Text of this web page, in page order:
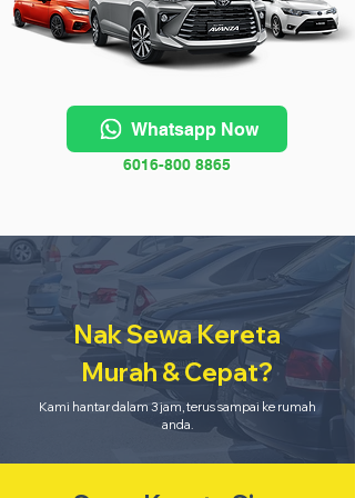
Whatsapp Now
6016-800 8865
Nak Sewa Kereta
Murah & Cepat?
Kami hantar dalam 3 jam, terus sampai ke rumah
anda.